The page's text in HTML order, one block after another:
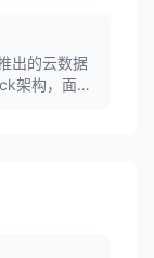
。
出的云数据
架构，面向